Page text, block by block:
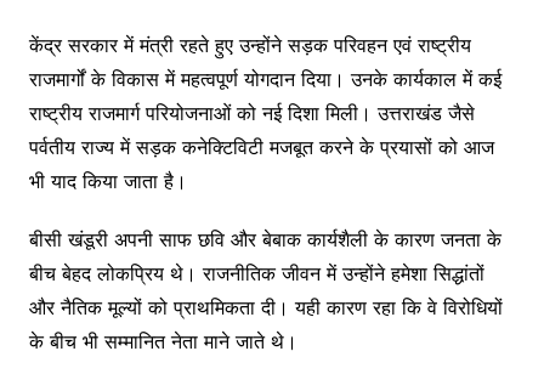
केंद्र सरकार में मंत्री रहते हुए उन्होंने सड़क परिवहन एवं राष्ट्रीय
राजमार्गों के विकास में महत्वपूर्ण योगदान दिया। उनके कार्यकाल में कई
राष्ट्रीय राजमार्ग परियोजनाओं को नई दिशा मिली। उत्तराखंड जैसे
पर्वतीय राज्य में सड़क कनेक्टिविटी मजबूत करने के प्रयासों को आज
भी याद किया जाता है।
बीसी खंडूरी अपनी साफ छवि और बेबाक कार्यशैली के कारण जनता के
बीच बेहद लोकप्रिय थे। राजनीतिक जीवन में उन्होंने हमेशा सिद्धांतों
और नैतिक मूल्यों को प्राथमिकता दी। यही कारण रहा कि वे विरोधियों
के बीच भी सम्मानित नेता माने जाते थे।